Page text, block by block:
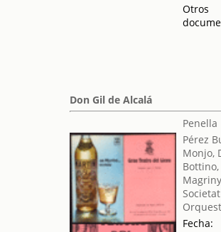
Otros
Don Gil de Alcalá
Pérez
Monjo,
Fecha: